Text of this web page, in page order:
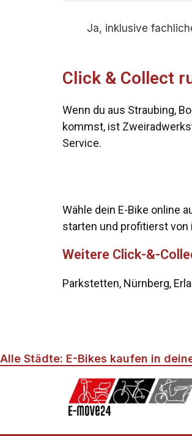
Ja, inklusive
Click & Collect
Wenn du aus Straubing,
kommst, ist
Service.
Wähle dein E-Bike online
starten und profitierst von
Weitere Click-&-
Parkstetten, Nürnberg,
Alle Städte: E-Bikes kaufen in